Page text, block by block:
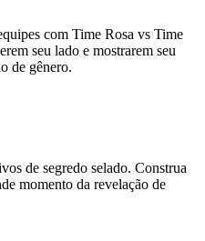
com Time Rosa vs Time
seu lado e mostrarem seu
de gênero.
de segredo selado. Construa
momento da revelação de